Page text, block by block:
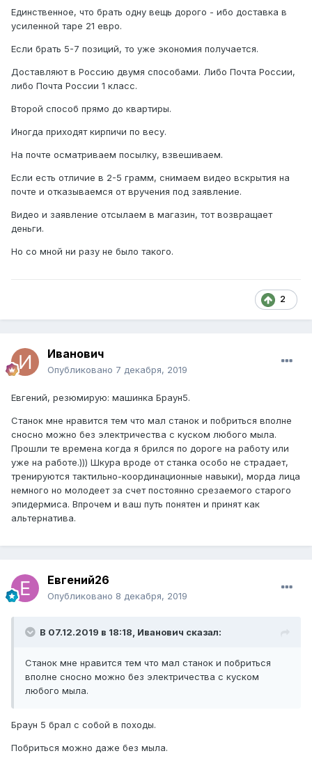
Единственное, что брать одну вещь дорого - ибо доставка в
усиленной таре 21 евро.
Если брать 5-7 позиций, то уже экономия получается.
Доставляют в Россию двумя способами. Либо Почта России,
либо Почта России 1 класс.
Второй способ прямо до квартиры.
Иногда приходят кирпичи по весу.
На почте осматриваем посылку, взвешиваем.
Если есть отличие в 2-5 грамм, снимаем видео вскрытия на
почте и отказываемся от вручения под заявление.
Видео и заявление отсылаем в магазин, тот возвращает
деньги.
Но со мной ни разу не было такого.
2
Иванович
Опубликовано 7 декабря, 2019
Евгений, резюмирую: машинка Браун5.
Станок мне нравится тем что мал станок и побриться вполне
сносно можно без электричества с куском любого мыла.
Прошли те времена когда я брился по дороге на работу или
уже на работе.))) Шкура вроде от станка особо не страдает,
тренируются тактильно-координационные навыки), морда лица
немного но молодеет за счет постоянно срезаемого старого
эпидермиса. Впрочем и ваш путь понятен и принят как
альтернатива.
Евгений26
Опубликовано 8 декабря, 2019
В 07.12.2019 в 18:18, Иванович сказал:
Станок мне нравится тем что мал станок и побриться
вполне сносно можно без электричества с куском
любого мыла.
Браун 5 брал с собой в походы.
Побриться можно даже без мыла.